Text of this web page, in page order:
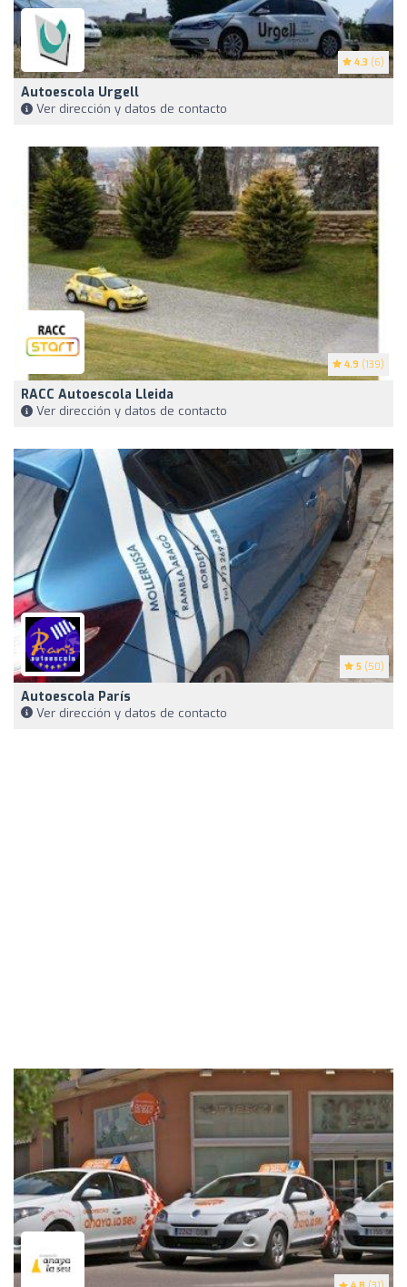
4.3 (6)
Autoescola Urgell
Ver dirección y datos de contacto
4.9 (139)
RACC Autoescola Lleida
Ver dirección y datos de contacto
5 (50)
Autoescola París
Ver dirección y datos de contacto